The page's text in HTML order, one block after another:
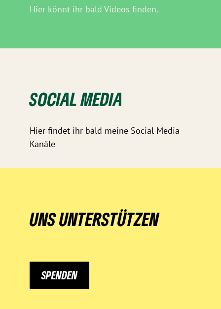
Hier könnt ihr bald Videos finden.
SOCIAL MEDIA
Hier findet ihr bald meine Social Media
Kanäle
UNS UNTERSTÜTZEN
SPENDEN